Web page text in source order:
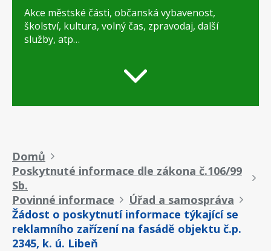
Akce městské části, občanská vybavenost,
školství, kultura, volný čas, zpravodaj, další
služby, atp…
Drobečková
navigace
Domů
Poskytnuté informace dle zákona č.106/99
Sb.
Povinné informace
Úřad a samospráva
Žádost o poskytnutí informace týkající se
reklamního zařízení na fasádě objektu č.p.
2345, k. ú. Libeň